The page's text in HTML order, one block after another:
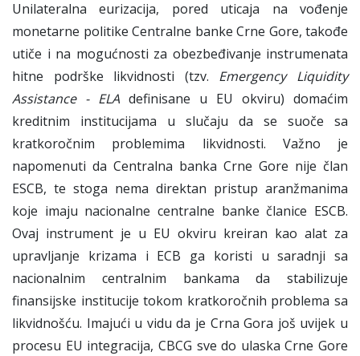
Unilateralna eurizacija, pored uticaja na vođenje
monetarne politike Centralne banke Crne Gore, takođe
utiče i na mogućnosti za obezbeđivanje instrumenata
hitne podrške likvidnosti (tzv. Emergency Liquidity
Assistance - ELA definisane u EU okviru) domaćim
kreditnim institucijama u slučaju da se suoče sa
kratkoročnim problemima likvidnosti. Važno je
napomenuti da Centralna banka Crne Gore nije član
ESCB, te stoga nema direktan pristup aranžmanima
koje imaju nacionalne centralne banke članice ESCB.
Ovaj instrument je u EU okviru kreiran kao alat za
upravljanje krizama i ECB ga koristi u saradnji sa
nacionalnim centralnim bankama da stabilizuje
finansijske institucije tokom kratkoročnih problema sa
likvidnošću. Imajući u vidu da je Crna Gora još uvijek u
procesu EU integracija, CBCG sve do ulaska Crne Gore